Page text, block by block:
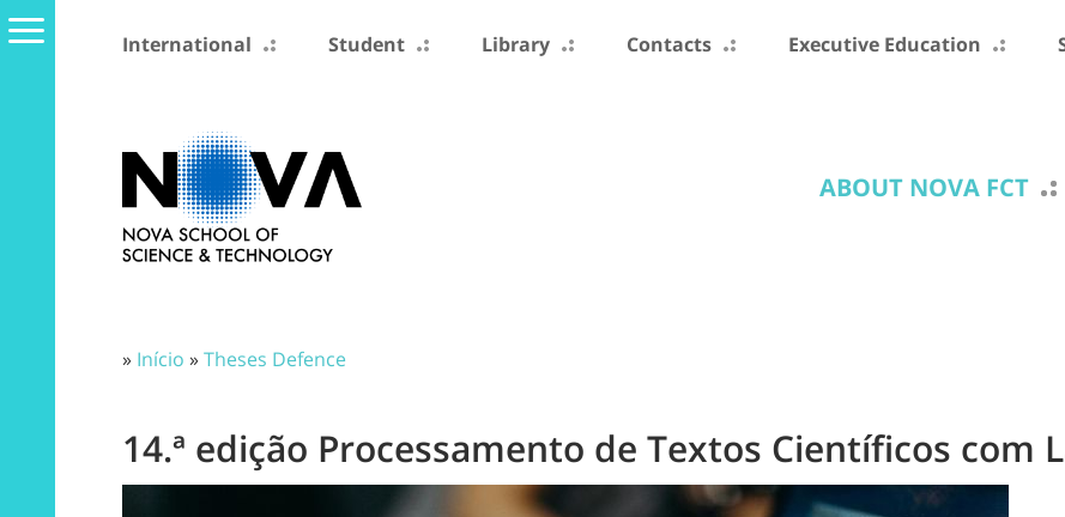
International Student Library Contacts Executive Education
ABOUT NOVA FCT
» Início »Theses Defence
14.ª edição Processamento de Textos Científicos com